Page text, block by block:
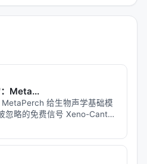
。因为很多时候，治疗的
细胞，也杀正常细胞。手术
。
百个普通患者的常规治疗，
张床位给谁？器官移植的等
没有医学答案，只有社会答
线，每天都在做微小版本的
Meta...
给生物声学基础模
忽略的免费信号 Xeno-Canto
录音平台，上面躺着几十万条
一份"出生证明"——录于何时、